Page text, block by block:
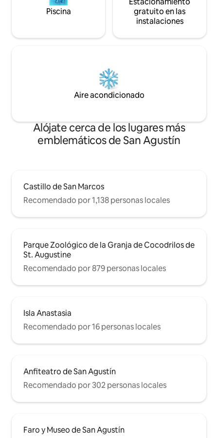
Piscina
gratuito en las
instalaciones
Aire acondicionado
Alójate cerca de los lugares más
emblemáticos de San Agustín
Castillo de San Marcos
Recomendado por 1,138 personas locales
Parque Zoológico de la Granja de Cocodrilos de
St. Augustine
Recomendado por 879 personas locales
Isla Anastasia
Recomendado por 16 personas locales
Anfiteatro de San Agustín
Recomendado por 302 personas locales
Faro y Museo de San Agustín